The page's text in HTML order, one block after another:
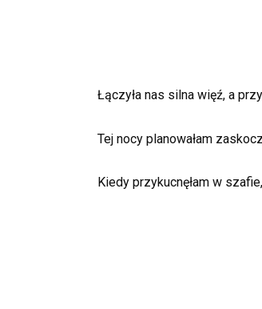
Łączyła nas silna więź, a
Tej nocy planowałam
Kiedy przykucnęłam w